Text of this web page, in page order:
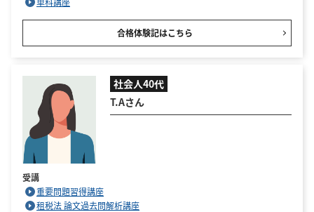
合格体験記はこちら
社会人40代
T.Aさん
受講
重要問題習得講座
租税法 論文過去問解析講座